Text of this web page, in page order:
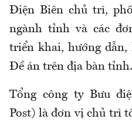
Điện Biên chủ trì,
ngành tỉnh và các
triển khai, hướng
Đề án trên địa bàn tỉnh.
Tổng công ty Bưu
Post) là đơn vị chủ trì